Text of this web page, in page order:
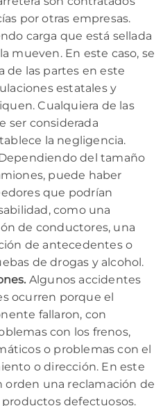
por otras empresas.
carga que está sellada
mueven. En este caso, se
de las partes en este
estatales y
Cualquiera de las
ser considerada
la negligencia.
del tamaño
puede haber
que podrían
como una
de conductores, una
de antecedentes o
de drogas y alcohol.
Algunos accidentes
ocurren porque el
fallaron, con
con los frenos,
o problemas con el
o dirección. En este
orden una reclamación de
defectuosos.